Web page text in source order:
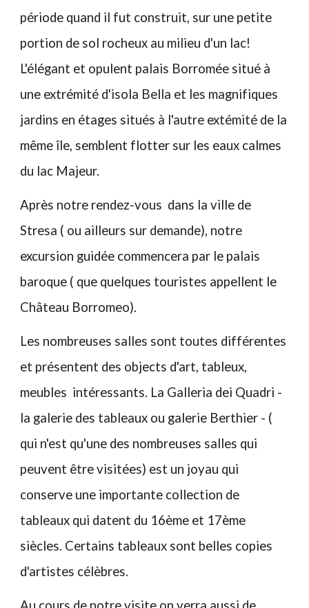
période quand il fut construit, sur une petite
portion de sol rocheux au milieu d'un lac!
L'élégant et opulent palais Borromée situé à
une extrémité d'isola Bella et les magnifiques
jardins en étages situés à l'autre extémité de la
même île, semblent flotter sur les eaux calmes
du lac Majeur.
Après notre rendez-vous dans la ville de
Stresa ( ou ailleurs sur demande), notre
excursion guidée commencera par le palais
baroque ( que quelques touristes appellent le
Château Borromeo).
Les nombreuses salles sont toutes différentes
et présentent des objects d'art, tableux,
meubles intéressants. La Galleria dei Quadri -
la galerie des tableaux ou galerie Berthier - (
qui n'est qu'une des nombreuses salles qui
peuvent être visitées) est un joyau qui
conserve une importante collection de
tableaux qui datent du 16ème et 17ème
siècles. Certains tableaux sont belles copies
d'artistes célèbres.